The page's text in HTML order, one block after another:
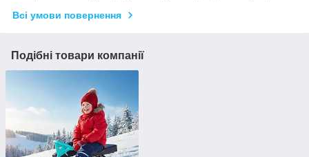
Всі умови повернення
Подібні товари компанії